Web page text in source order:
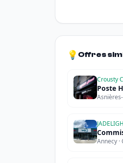
💡 Offres
Crousty
Poste
Annecy ·